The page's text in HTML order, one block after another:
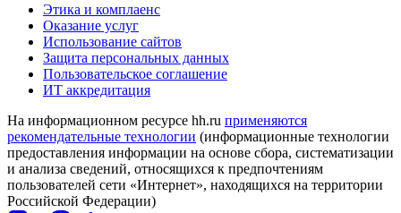
Этика и комплаенс
Оказание услуг
Использование сайтов
Защита персональных данных
Пользовательское соглашение
ИТ аккредитация
На информационном ресурсе hh.ru применяются
рекомендательные технологии (информационные технологии
предоставления информации на основе сбора, систематизации
и анализа сведений, относящихся к предпочтениям
пользователей сети «Интернет», находящихся на территории
Российской Федерации)